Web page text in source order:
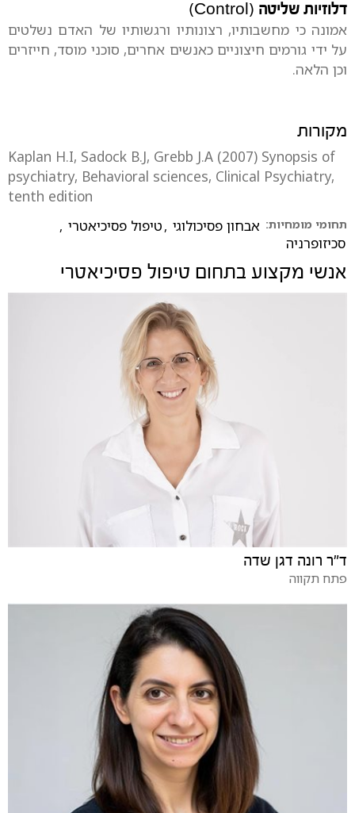
דלוזיות שליטה (Control)
אמונה כי מחשבותיו, רצונותיו ורגשותיו של האדם נשלטים
על ידי גורמים חיצוניים כאנשים אחרים, סוכני מוסד, חייזרים
וכן הלאה.
מקורות
Kaplan H.I, Sadock B.J, Grebb J.A (2007) Synopsis of
psychiatry, Behavioral sciences, Clinical Psychiatry,
tenth edition
תחומי מומחיות: אבחון פסיכולוגי ,טיפול פסיכיאטרי ,
סכיזופרניה
אנשי מקצוע בתחום טיפול פסיכיאטרי
ד"ר רונה דגן שדה
פתח תקווה